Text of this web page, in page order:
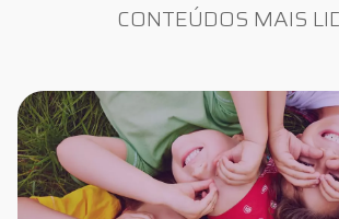
CONTEÚDOS MAIS